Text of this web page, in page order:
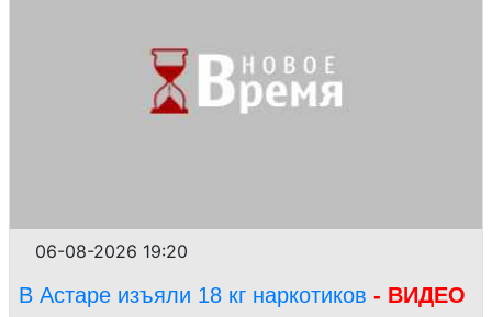
06-08-2026 19:20
В Астаре изъяли 18 кг наркотиков - ВИДЕО